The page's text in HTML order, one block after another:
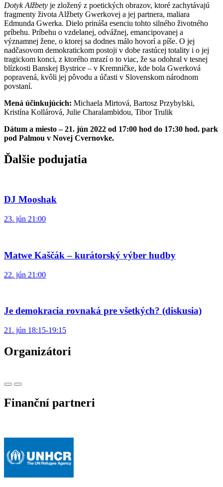
Dotyk Alžbety je zložený z poetických obrazov, ktoré zachytávajú
fragmenty života Alžbety Gwerkovej a jej partnera, maliara
Edmunda Gwerka. Dielo prináša esenciu tohto silného životného
príbehu. Príbehu o vzdelanej, odvážnej, emancipovanej a
významnej žene, o ktorej sa dodnes málo hovorí a píše. O jej
nadčasovom demokratickom postoji v dobe rastúcej totality i o jej
tragickom konci, z ktorého mrazí o to viac, že sa odohral v tesnej
blízkosti Banskej Bystrice – v Kremničke, kde bola Gwerková
popravená, kvôli jej pôvodu a účasti v Slovenskom národnom
povstaní.
Mená účinkujúcich: Michaela Mirtová, Bartosz Przybylski,
Kristína Kollárová, Julie Charalambidou, Tibor Trulik
Dátum a miesto – 21. jún 2022 od 17:00 hod do 17:30 hod. park
pod Palmou v Novej Cvernovke.
Ďalšie podujatia
DJ Mooshak
23. jún 21:00
Matwe Kaščák – kurátorský výber hudby
22. jún 21:00
Je demokracia rovnaká pre všetkých? (diskusia)
21. jún 18:15-19:15
Organizátori
Finanční partneri